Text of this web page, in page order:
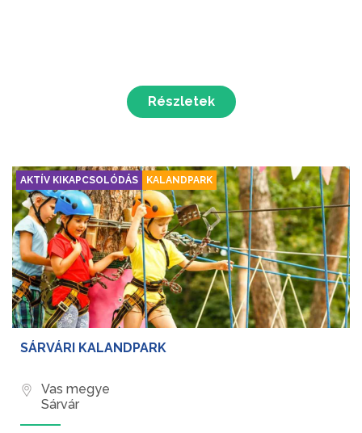
Részletek
AKTÍV KIKAPCSOLÓDÁS KALANDPARK
SÁRVÁRI KALANDPARK
Vas megye
Sárvár